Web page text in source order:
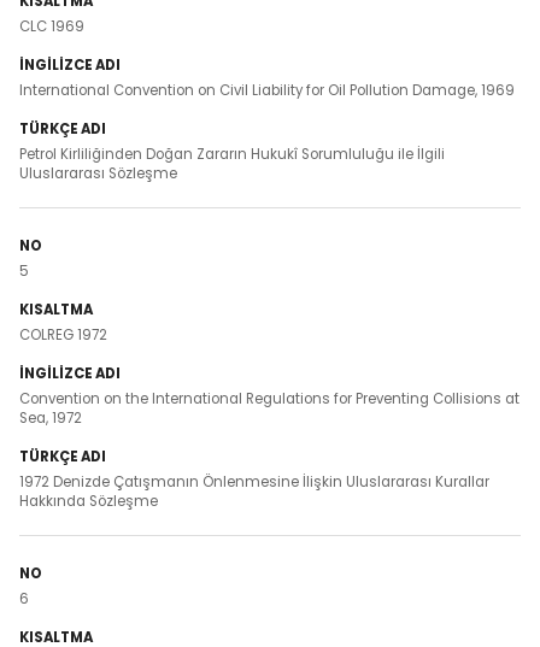
CLC 1969
International Convention on Civil Liability for Oil Pollution Damage, 1969
Petrol Kirliliğinden Doğan Zararın Hukukî Sorumluluğu ile İlgili
Uluslararası Sözleşme
5
COLREG 1972
Convention on the International Regulations for Preventing Collisions at
Sea, 1972
1972 Denizde Çatışmanın Önlenmesine İlişkin Uluslararası Kurallar
Hakkında Sözleşme
6